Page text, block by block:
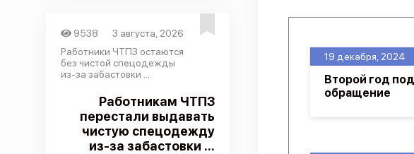
9538
3 августа, 2026
Работники ЧТПЗ остаются
без чистой спецодежды
из-за забастовки ...
Работникам ЧТПЗ
перестали выдавать
чистую спецодежду
из-за забастовки ...
19 декабря, 2024
Второй год
обращение